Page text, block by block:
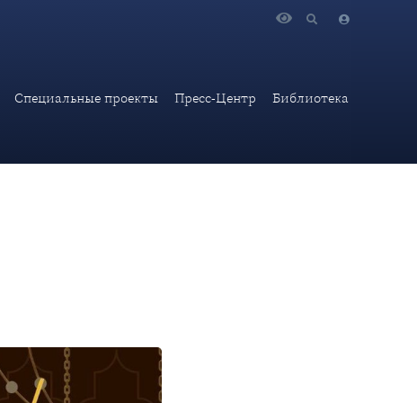
Специальные проекты Пресс-Центр Библиотека